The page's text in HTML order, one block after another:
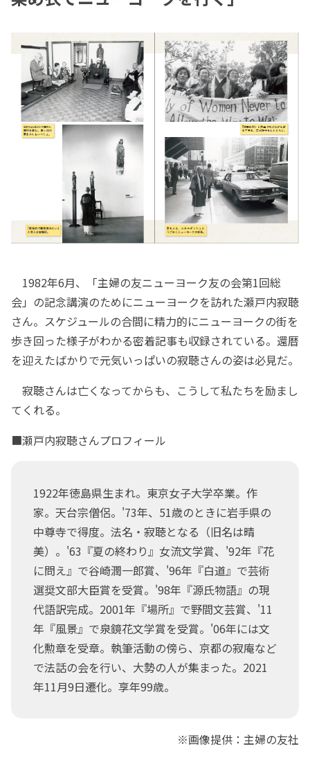
1982年6月、「主婦の友ニューヨーク友の会第1回総
会」の記念講演のためにニューヨークを訪れた瀬戸内寂聴
さん。スケジュールの合間に精力的にニューヨークの街を
歩き回った様子がわかる密着記事も収録されている。還暦
を迎えたばかりで元気いっぱいの寂聴さんの姿は必見だ。
寂聴さんは亡くなってからも、こうして私たちを励まし
てくれる。
■瀬戸内寂聴さんプロフィール
1922年徳島県生まれ。東京女子大学卒業。作
家。天台宗僧侶。'73年、51歳のときに岩手県の
中尊寺で得度。法名・寂聴となる（旧名は晴
美）。'63『夏の終わり』女流文学賞、'92年『花
に問え』で谷崎潤一郎賞、'96年『白道』で芸術
選奨文部大臣賞を受賞。'98年『源氏物語』の現
代語訳完成。2001年『場所』で野間文芸賞、'11
年『風景』で泉鏡花文学賞を受賞。'06年には文
化勲章を受章。執筆活動の傍ら、京都の寂庵など
で法話の会を行い、大勢の人が集まった。2021
年11月9日遷化。享年99歳。
※画像提供：主婦の友社